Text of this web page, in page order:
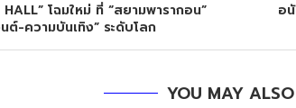
โฉมใหม่ ที่ “สยามพารากอน”
ต์-ความบันเทิง” ระดับโลก
อ
YOU MAY